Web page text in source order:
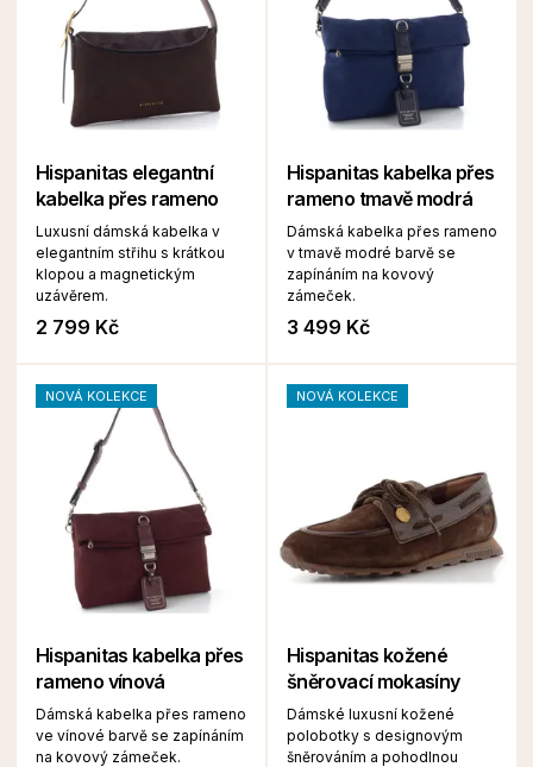
Hispanitas elegantní
kabelka přes rameno
Luxusní dámská kabelka v
elegantním střihu s krátkou
klopou a magnetickým
uzávěrem.
2 799 Kč
Hispanitas kabelka přes
rameno tmavě modrá
Dámská kabelka přes rameno
v tmavě modré barvě se
zapínáním na kovový
zámeček.
3 499 Kč
NOVÁ KOLEKCE
Hispanitas kabelka přes
rameno vínová
Dámská kabelka přes rameno
ve vínové barvě se zapínáním
na kovový zámeček.
NOVÁ KOLEKCE
Hispanitas kožené
šněrovací mokasíny
Dámské luxusní kožené
polobotky s designovým
šněrováním a pohodlnou